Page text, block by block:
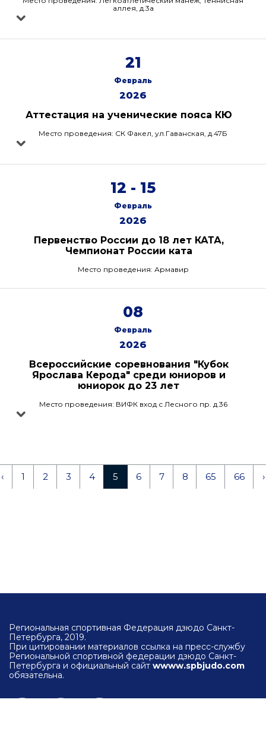
аллея, д.3а
21
Февраль
2026
Аттестация на ученические пояса КЮ
Место проведения: СК Факел, ул.Гаванская, д.47Б
12 - 15
Февраль
2026
Первенство России до 18 лет КАТА,
Чемпионат России ката
Место проведения: Армавир
08
Февраль
2026
Всероссийские соревнования "Кубок
Ярослава Керода" среди юниоров и
юниорок до 23 лет
Место проведения: ВИФК вход с Лесного пр. д.36
‹ 1 2 3 4 5 6 7 8 65 66 ›
Региональная спортивная Федерация дзюдо Санкт-
Петербурга, 2019.
При цитировании материалов ссылка на пресс-службу
Региональной спортивной федерации дзюдо Санкт-
Петербурга и официальный сайт wwww.spbjudo.com
обязательна.